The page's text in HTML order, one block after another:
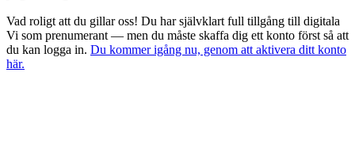
Vad roligt att du gillar oss! Du har självklart full tillgång till digitala
Vi som prenumerant — men du måste skaffa dig ett konto först så att
du kan logga in. Du kommer igång nu, genom att aktivera ditt konto
här.